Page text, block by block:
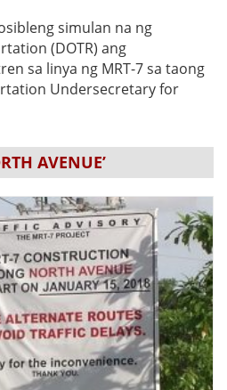
simulan na ng
(DOTR) ang
sa linya ng MRT-7 sa taong
Undersecretary for
AVENUE’